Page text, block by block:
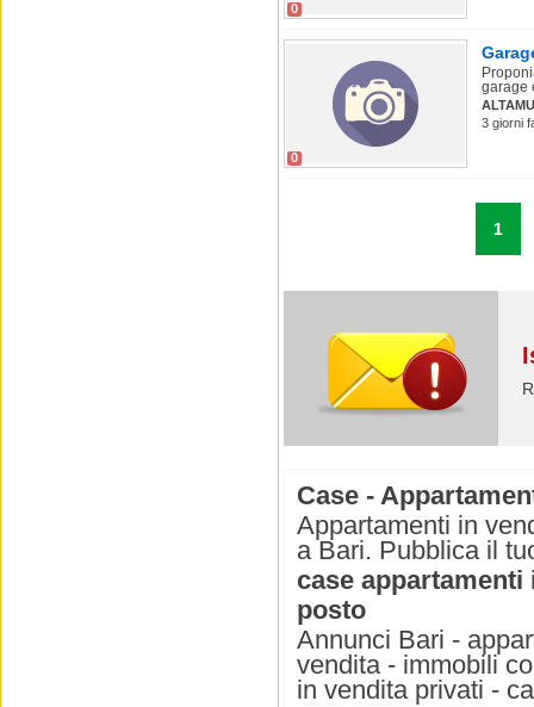
0
0
garage
3 giorni
1
Case -
Appartamenti in
a Bari. Pubblica il
case appartamenti
posto
Annunci Bari -
vendita - immobili
in vendita privati -